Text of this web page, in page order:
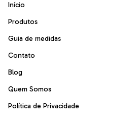
Início
Produtos
Guia de medidas
Contato
Blog
Quem Somos
Política de Privacidade